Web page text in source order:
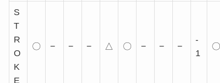
S
T
R
O
K
E
〇 − − − △ 〇 − − −
-
1
〇